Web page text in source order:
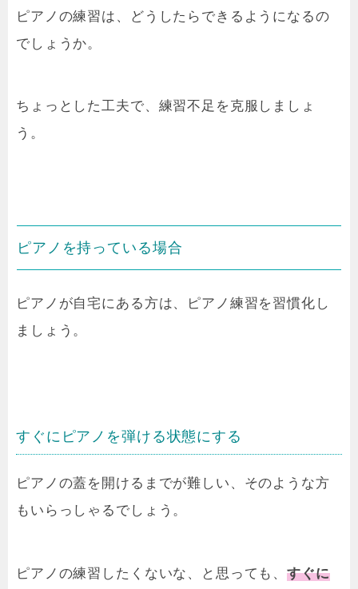
ピアノの練習は、どうしたらできるようになるの
でしょうか。
ちょっとした工夫で、練習不足 を克服しましょ
う 。
ピアノを持っている場合
ピアノが自宅にある方は、ピアノ練習を習慣化し
ましょう。
すぐにピアノを弾ける状態にする
ピアノの蓋を開けるまでが難しい、そのような方
もいらっしゃるでしょう。
ピアノの練習したくないな、と思っても、すぐに